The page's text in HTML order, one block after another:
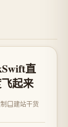
直
起来
建站干货